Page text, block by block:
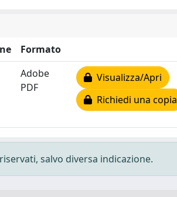
Formato
Adobe
PDF
Visualizza/Apri
Richiedi una copia
salvo diversa indicazione.